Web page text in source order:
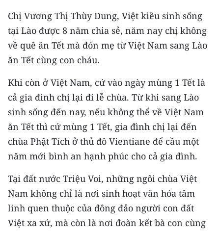
Media Giáo dục
Media Y tế
Media Khoa học - Công nghệ
Media Môi trường
Ảnh
Infographic
TIN MỚI
TIN ĐỊA PHƯƠNG
Trung du và miền núi phía Bắc
Đồng bằng sông Hồng
Chị Vương Thị Thùy Dung, Việt kiều sinh sống
tại Lào được 8 năm chia sẻ, năm nay chị không
về quê ăn Tết mà đón mẹ từ Việt Nam sang Lào
ăn Tết cùng con cháu.
Khi còn ở Việt Nam, cứ vào ngày mùng 1 Tết là
cả gia đình chị lại đi lễ chùa. Từ khi sang Lào
sinh sống đến nay, nếu không thể về Việt Nam
ăn Tết thì cứ mùng 1 Tết, gia đình chị lại đến
chùa Phật Tích ở thủ đô Vientiane để cầu một
năm mới bình an hạnh phúc cho cả gia đình.
Tại đất nước Triệu Voi, những ngôi chùa Việt
Nam không chỉ là nơi sinh hoạt văn hóa tâm
linh quen thuộc của đông đảo người con đất
Việt xa xứ, mà còn là nơi đoàn kết bà con cùng